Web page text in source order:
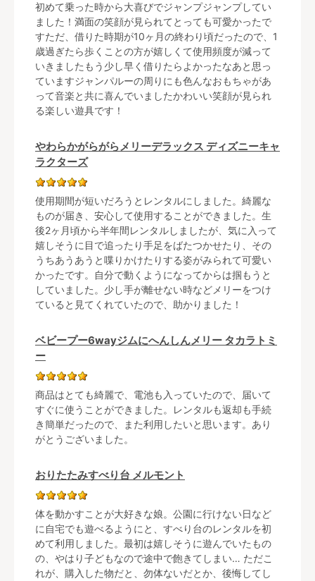
初めて乗った時から大喜びでジャンプジャンプしてい
ました！満面の笑顔が見られてとっても可愛かったで
すただ、借りた時期が10ヶ月の終わり頃だったので、1
歳過ぎたら歩くことの方が嬉しくて使用頻度が減って
いきましたもう少し早く借りたらよかったなあと思っ
ていますジャンパルーの周りにも色んなおもちゃがあ
って音楽と共に喜んでいましたかわいい笑顔が見られ
る楽しい遊具です！
やわらかがらがらメリーデラックス ディズニーキャ
ラクターズ
使用期間が短いだろうとレンタルにしました。綺麗な
ものが届き、安心して使用することができました。生
後2ヶ月頃から半年間レンタルしましたが、気に入って
嬉しそうに目で追ったり手足をばたつかせたり、その
うちあうあうと喋りかけたりする姿がみられて可愛い
かったです。自分で動くようになってからは掴もうと
していました。少し手が離せない時などメリーをつけ
ていると見てくれていたので、助かりました！
ベビープー6wayジムにへんしんメリー タカラトミ
ー
商品はとても綺麗で、電池も入っていたので、届いて
すぐに使うことができました。レンタルも返却も手続
き簡単だったので、また利用したいと思います。あり
がとうございました。
おりたたみすべり台 メルモント
体を動かすことが大好きな娘。公園に行けない日など
に自宅でも遊べるようにと、すべり台のレンタルを初
めて利用しました。最初は嬉しそうに遊んでいたもの
の、やはり子どもなので途中で飽きてしまい… ただこ
れが、購入した物だと、勿体ないだとか、後悔してし